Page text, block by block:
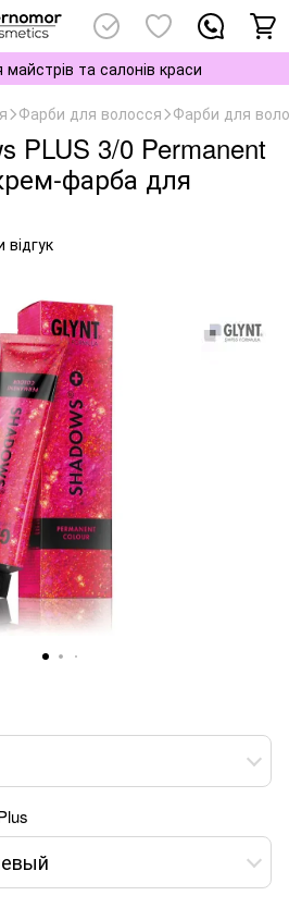
та салонів краси
Фарби для волосся Фарби для
PLUS 3/0 Permanent
фарба для